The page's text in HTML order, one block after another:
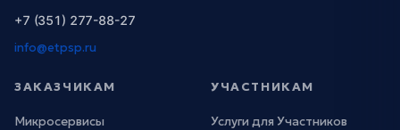
+7 (351) 277-88-27
info@etpsp.ru
ЗАКАЗЧИКАМ
Микросервисы
УЧАСТНИКАМ
Услуги для Участников